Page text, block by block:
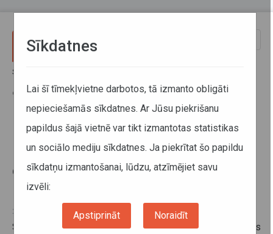
Sākums
embargo produktu tranzīta pārvadājumus caur Krieviju
Par identifikācijas līdzekļiem
(plombām), veicot Ukrainas vai
embargo produktu tranzīta
pārvadājumus caur Krieviju
23. aprīlis 2020
Saskaņā ar 2019. gada 27. decembra Krievijas Federācijas
Sīkdatnes
Lai šī tīmekļvietne darbotos, tā izmanto obligāti
nepieciešamās sīkdatnes. Ar Jūsu piekrišanu
papildus šajā vietnē var tikt izmantotas statistikas
un sociālo mediju sīkdatnes. Ja piekrītat šo papildu
sīkdatņu izmantošanai, lūdzu, atzīmējiet savu
izvēli:
Apstiprināt Noraidīt